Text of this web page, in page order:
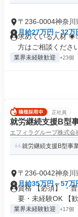
〒236-0004神奈
月給27万円～32万
求めている人材 ◈
方はご相談くださ
業界未経験歓迎 +23個
正社員
就労継続支援B型
エフィラグループ株式会
就労継続支援B型事
〒236-0042神奈
月給35万円～57万
資格 【必須】 ・
要・未経験OK 【歓
業界未経験歓迎 +17個